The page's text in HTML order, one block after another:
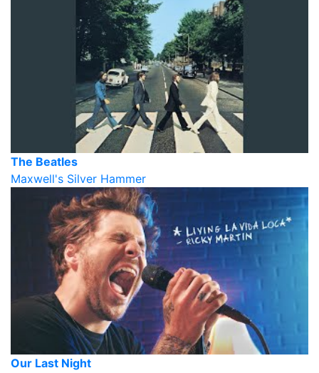
The Beatles
Maxwell's Silver Hammer
Our Last Night